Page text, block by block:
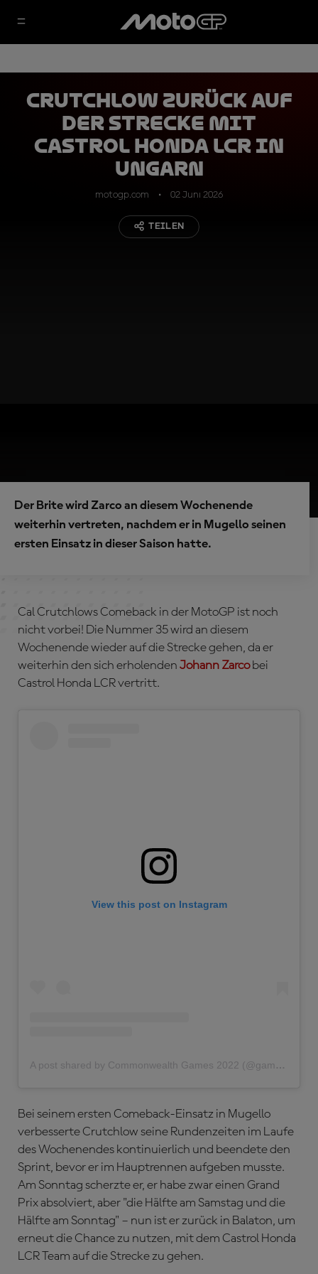
Crutchlow zurück auf
der Strecke mit
Castrol Honda LCR in
Ungarn
motogp.com 02 Juni 2026
TEILEN
Der Brite wird Zarco an diesem Wochenende
weiterhin vertreten, nachdem er in Mugello seinen
ersten Einsatz in dieser Saison hatte.
Cal Crutchlows Comeback in der MotoGP ist noch
nicht vorbei! Die Nummer 35 wird an diesem
Wochenende wieder auf die Strecke gehen, da er
weiterhin den sich erholenden Johann Zarcobei
Castrol Honda LCR vertritt.
View this post on Instagram
A post shared by Commonwealth Games 2022 (@gamescommonwealth)
Bei seinem ersten Comeback-Einsatz in Mugello
verbesserte Crutchlow seine Rundenzeiten im Laufe
des Wochenendes kontinuierlich und beendete den
Sprint, bevor er im Hauptrennen aufgeben musste.
Am Sonntag scherzte er, er habe zwar einen Grand
Prix absolviert, aber "die Hälfte am Samstag und die
Hälfte am Sonntag" – nun ist er zurück in Balaton, um
erneut die Chance zu nutzen, mit dem Castrol Honda
LCR Team auf die Strecke zu gehen.